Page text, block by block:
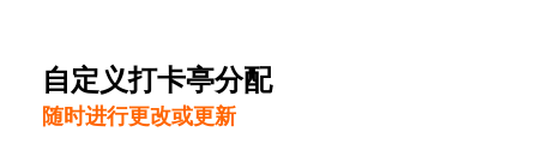
自定义打卡亭分配
随时进行更改或更新